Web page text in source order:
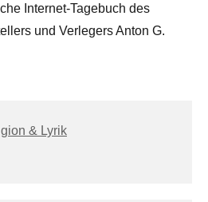
Internet-Tagebuch des
und Verlegers Anton G.